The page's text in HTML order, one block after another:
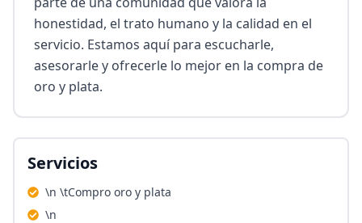
honestidad, el trato humano y la calidad en el
servicio. Estamos aquí para escucharle,
asesorarle y ofrecerle lo mejor en la compra de
oro y plata.
Servicios
\n \tCompro oro y plata
\n